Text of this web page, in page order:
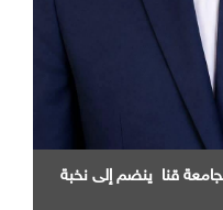
قنا ينضم إلى نخبة